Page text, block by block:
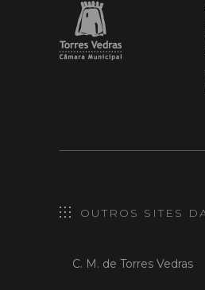
OUTROS SITES
C. M. de Torres Vedras